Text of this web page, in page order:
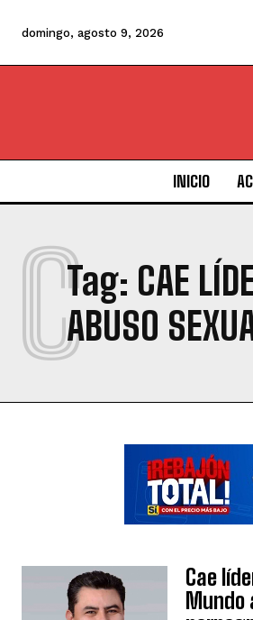
domingo, agosto 9, 2026
INICIO
Tag: CAE
ABUSO
C
Cae
Mundo